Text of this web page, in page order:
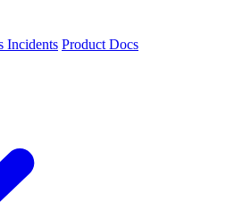
Incidents Product Docs